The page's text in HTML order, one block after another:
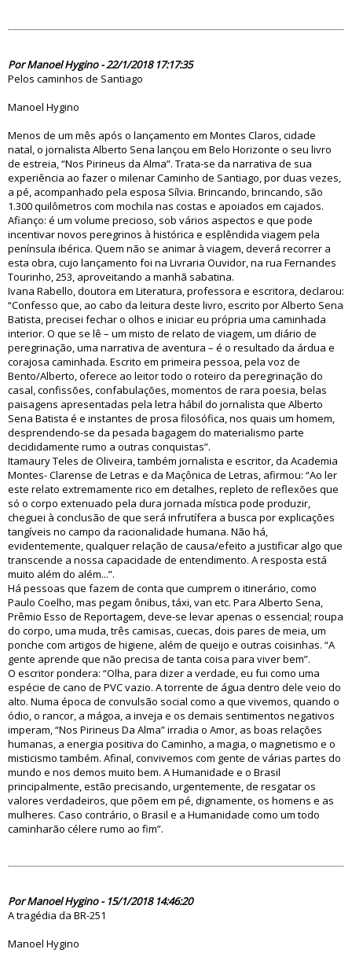
Por Manoel Hygino - 22/1/2018 17:17:35
Pelos caminhos de Santiago
Manoel Hygino
Menos de um mês após o lançamento em Montes Claros, cidade
natal, o jornalista Alberto Sena lançou em Belo Horizonte o seu livro
de estreia, “Nos Pirineus da Alma”. Trata-se da narrativa de sua
experiência ao fazer o milenar Caminho de Santiago, por duas vezes,
a pé, acompanhado pela esposa Sílvia. Brincando, brincando, são
1.300 quilômetros com mochila nas costas e apoiados em cajados.
Afianço: é um volume precioso, sob vários aspectos e que pode
incentivar novos peregrinos à histórica e esplêndida viagem pela
península ibérica. Quem não se animar à viagem, deverá recorrer a
esta obra, cujo lançamento foi na Livraria Ouvidor, na rua Fernandes
Tourinho, 253, aproveitando a manhã sabatina.
Ivana Rabello, doutora em Literatura, professora e escritora, declarou:
“Confesso que, ao cabo da leitura deste livro, escrito por Alberto Sena
Batista, precisei fechar o olhos e iniciar eu própria uma caminhada
interior. O que se lê – um misto de relato de viagem, um diário de
peregrinação, uma narrativa de aventura – é o resultado da árdua e
corajosa caminhada. Escrito em primeira pessoa, pela voz de
Bento/Alberto, oferece ao leitor todo o roteiro da peregrinação do
casal, confissões, confabulações, momentos de rara poesia, belas
paisagens apresentadas pela letra hábil do jornalista que Alberto
Sena Batista é e instantes de prosa filosófica, nos quais um homem,
desprendendo-se da pesada bagagem do materialismo parte
decididamente rumo a outras conquistas”.
Itamaury Teles de Oliveira, também jornalista e escritor, da Academia
Montes- Clarense de Letras e da Maçônica de Letras, afirmou: “Ao ler
este relato extremamente rico em detalhes, repleto de reflexões que
só o corpo extenuado pela dura jornada mística pode produzir,
cheguei à conclusão de que será infrutífera a busca por explicações
tangíveis no campo da racionalidade humana. Não há,
evidentemente, qualquer relação de causa/efeito a justificar algo que
transcende a nossa capacidade de entendimento. A resposta está
muito além do além...”.
Há pessoas que fazem de conta que cumprem o itinerário, como
Paulo Coelho, mas pegam ônibus, táxi, van etc. Para Alberto Sena,
Prêmio Esso de Reportagem, deve-se levar apenas o essencial; roupa
do corpo, uma muda, três camisas, cuecas, dois pares de meia, um
ponche com artigos de higiene, além de queijo e outras coisinhas. “A
gente aprende que não precisa de tanta coisa para viver bem”.
O escritor pondera: “Olha, para dizer a verdade, eu fui como uma
espécie de cano de PVC vazio. A torrente de água dentro dele veio do
alto. Numa época de convulsão social como a que vivemos, quando o
ódio, o rancor, a mágoa, a inveja e os demais sentimentos negativos
imperam, “Nos Pirineus Da Alma” irradia o Amor, as boas relações
humanas, a energia positiva do Caminho, a magia, o magnetismo e o
misticismo também. Afinal, convivemos com gente de várias partes do
mundo e nos demos muito bem. A Humanidade e o Brasil
principalmente, estão precisando, urgentemente, de resgatar os
valores verdadeiros, que põem em pé, dignamente, os homens e as
mulheres. Caso contrário, o Brasil e a Humanidade como um todo
caminharão célere rumo ao fim”.
Por Manoel Hygino - 15/1/2018 14:46:20
A tragédia da BR-251
Manoel Hygino